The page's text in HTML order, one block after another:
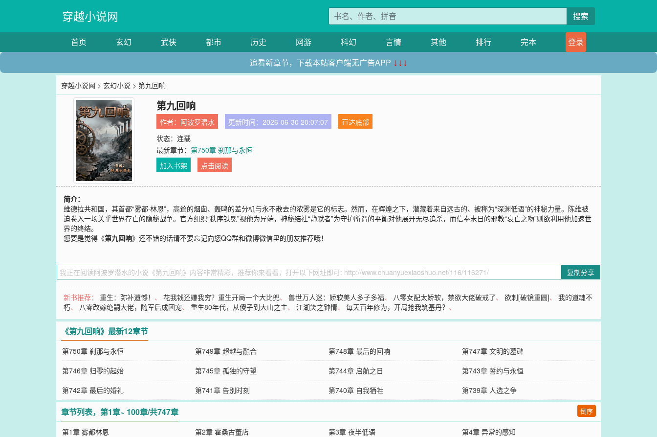
穿越小说网 搜索
首页 玄幻 武侠 都市 历史 网游 科幻 言情 其他 排行 完本
登录
追看新章节，下载本站客户端无广告APP ↓↓↓
穿越小说网 >玄幻小说 > 第九回响
第九回响
作者： 阿波罗潜水 更新时间：2026-06-30 20:07:07
直达底部
状态：连载
最新章节：第750章 刹那与永恒
加入书架
点击阅读
简介：
维德拉共和国，其首都“雾都·林恩”，高耸的烟囱、轰鸣的差分机与永不散去的浓雾是它的标志。然而，在辉煌之下，潜藏着来自远古的、被称为“深渊低语”的神秘力量。陈维被
迫卷入一场关乎世界存亡的隐秘战争。官方组织“秩序铁冕”视他为异端，神秘结社“静默者”为守护所谓的平衡对他展开无尽追杀，而信奉末日的邪教“衰亡之吻”则欲利用他加速世
界的终结。
您要是觉得《第九回响》还不错的话请不要忘记向您QQ群和微博微信里的朋友推荐哦！
复制分享
新书推荐：重生：弥补遗憾！ 、花我钱还嫌我穷？重生开局一个大比兜、兽世万人迷：娇软美人多子多福、 八零女配太娇软，禁欲大佬破戒了、欲刺[破镜重圆]、我的道魂不
朽、 八零改嫁绝嗣大佬，随军后成团宠、重生80年代，从傻子到大山之主、江湖笑之钟情、每天百年修为，开局抢我筑基丹？ 、
《第九回响》最新12章节
第750章 刹那与永恒 第749章 超越与融合 第748章 最后的回响
第747章 文明的墓碑
第746章 归零的起始
第745章 孤独的守望 第744章 启航之日
第743章 誓约与永恒
第742章 最后的婚礼
第741章 告别时刻 第740章 自我牺牲 第739章 人选之争
章节列表，第1章~ 100章/共747章 倒序
第1章 雾都林恩 第2章 霍桑古董店 第3章 夜半低语
第4章 异常的感知